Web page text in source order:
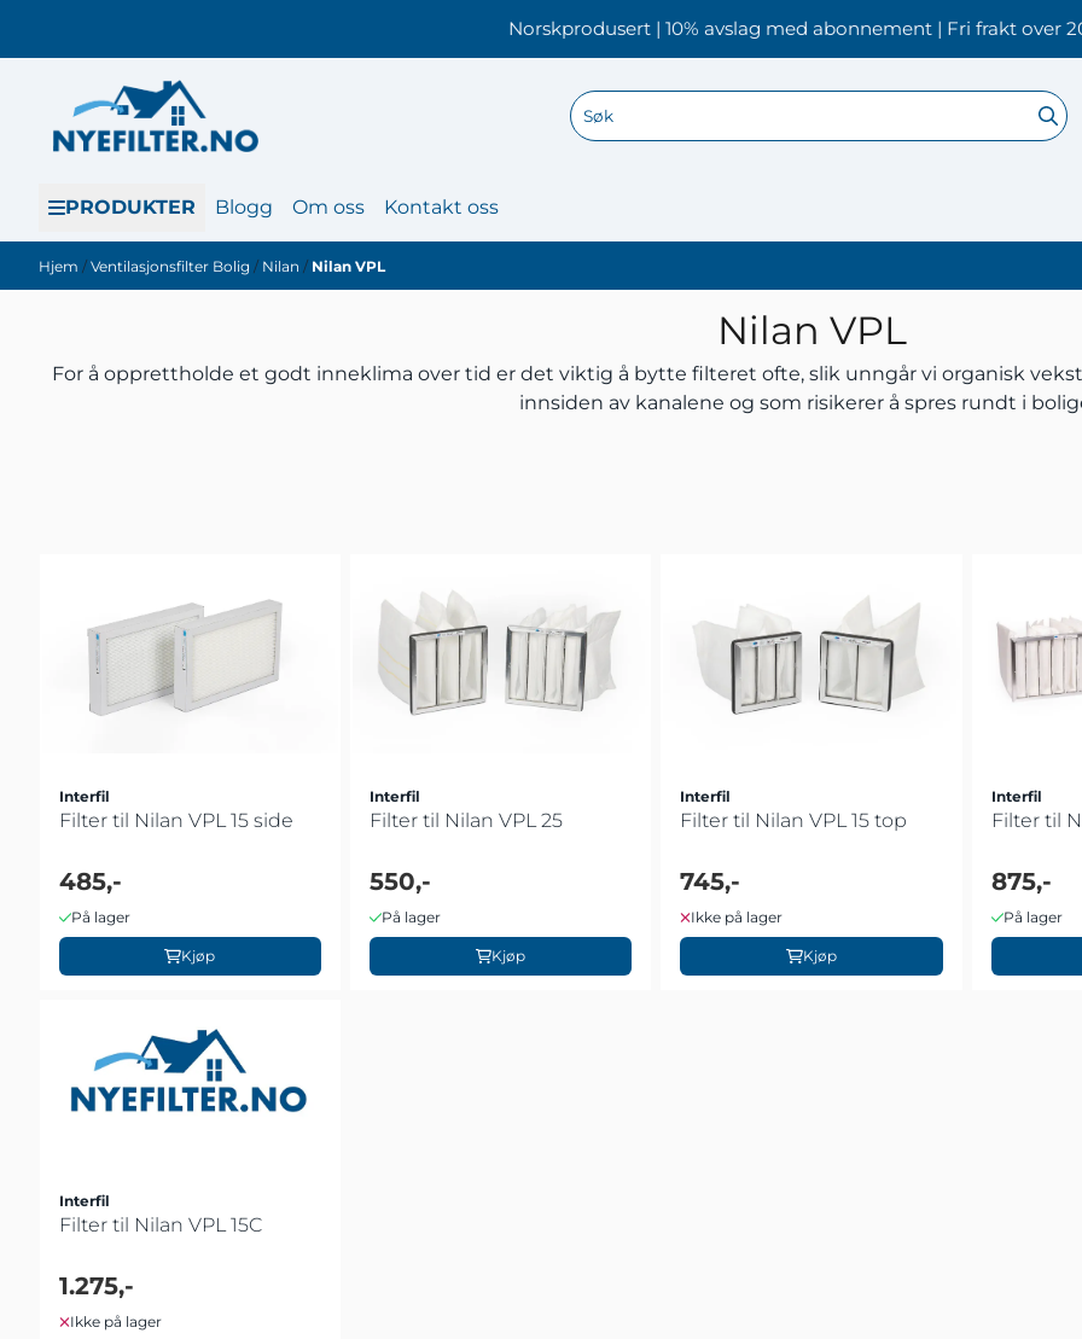
Norskprodusert | 10% avslag med abonnement | Fri frakt over
PRODUKTER Blogg Om oss Kontakt oss
Hjem / Ventilasjonsfilter Bolig / Nilan / Nilan VPL
Nilan VPL
For å opprettholde et godt inneklima over tid er det viktig å bytte filteret ofte, slik unngår vi organisk
innsiden av kanalene og som risikerer å spres rundt i
Interfil
Filter til Nilan VPL 15 side
485,-
På lager
Kjøp
Interfil
Filter til Nilan VPL 25
550,-
På lager
Kjøp
Interfil
Filter til Nilan VPL 15 top
745,-
Ikke på lager
Kjøp
Interfil
Filter til
875,-
På lager
Interfil
Filter til Nilan VPL 15C
1.275,-
Ikke på lager